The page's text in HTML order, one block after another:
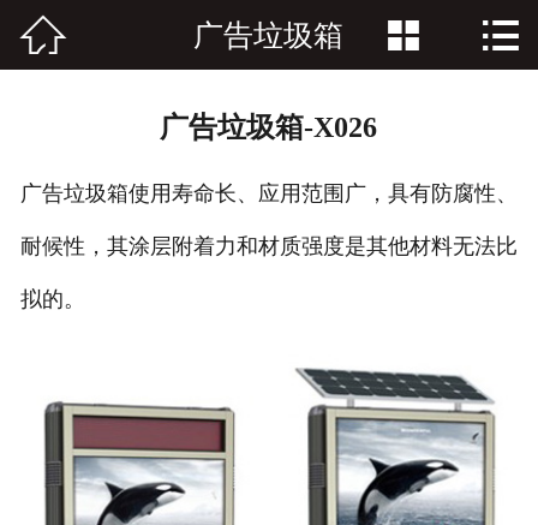
网站首页
资讯中心
 广告垃圾箱  
广告垃圾箱-X026
广告垃圾箱使用寿命长、应用范围广，具有防腐性、
耐候性，其涂层附着力和材质强度是其他材料无法比
拟的。